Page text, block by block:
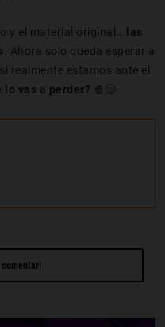
y el material original…
las
. Ahora solo queda esperar a
realmente estamos ante el
lo vas a perder? 🍿😋
comentar!